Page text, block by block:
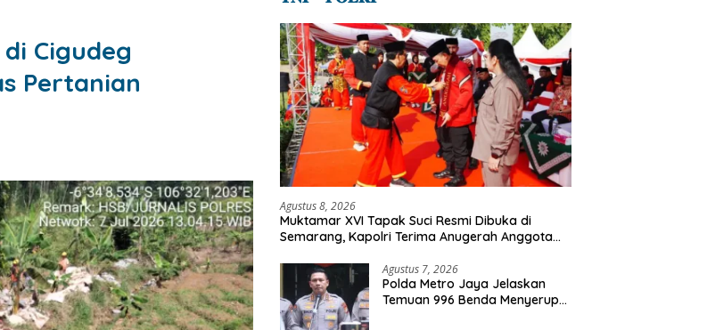
Cigudeg
Pertanian
Agustus 8, 2026
Muktamar XVI Tapak Suci Resmi Dibuka di
Semarang, Kapolri Terima Anugerah Anggota
Agustus 7, 2026
Polda Metro Jaya Jelaskan
Temuan 996 Benda Menyerupai